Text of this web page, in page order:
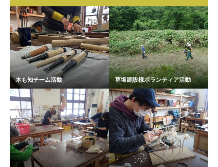
木も知チーム活動 草塩建設様ボランティア活動